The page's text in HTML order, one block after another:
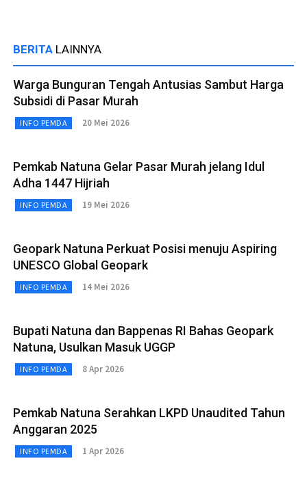
BERITA LAINNYA
Warga Bunguran Tengah Antusias Sambut Harga
Subsidi di Pasar Murah
INFO PEMDA 20 Mei 2026
Pemkab Natuna Gelar Pasar Murah jelang Idul
Adha 1447 Hijriah
INFO PEMDA 19 Mei 2026
Geopark Natuna Perkuat Posisi menuju Aspiring
UNESCO Global Geopark
INFO PEMDA 14 Mei 2026
Bupati Natuna dan Bappenas RI Bahas Geopark
Natuna, Usulkan Masuk UGGP
INFO PEMDA 8 Apr 2026
Pemkab Natuna Serahkan LKPD Unaudited Tahun
Anggaran 2025
INFO PEMDA 1 Apr 2026